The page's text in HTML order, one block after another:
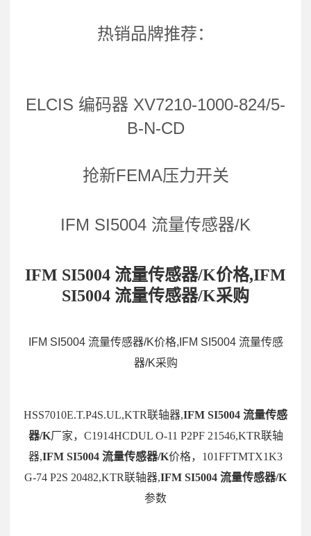
热销品牌推荐：
ELCIS 编码器 XV7210-1000-824/5-
B-N-CD
抢新FEMA压力开关
IFM SI5004 流量传感器/K
IFM SI5004 流量传感器/K价格,IFM
SI5004 流量传感器/K采购
IFM SI5004 流量传感器/K价格,IFM SI5004 流量传感
器/K采购
HSS7010E.T.P4S.UL,KTR联轴器,IFM SI5004 流量传感
器/K厂家，C1914HCDUL O-11 P2PF 21546,KTR联轴
器,IFM SI5004 流量传感器/K价格，101FFTMTX1K3
G-74 P2S 20482,KTR联轴器,IFM SI5004 流量传感器/K
参数